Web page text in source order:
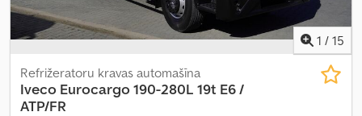
1 / 15
Refrižeratoru kravas automašīna
Iveco Eurocargo 190-280L 19t E6 /
ATP/FR